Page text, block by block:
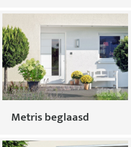
Metris beglaasd